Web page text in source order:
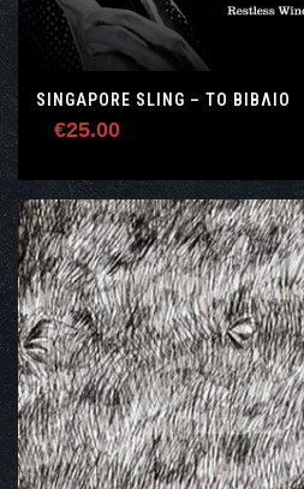
SINGAPORE SLING – ΤΟ ΒΙΒΛΊΟ
€25.00